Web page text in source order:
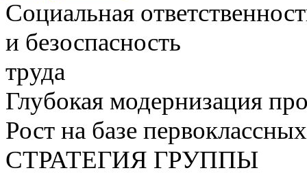
Социальная
и безоспасность
труда
Глубокая модернизация
Рост на базе
СТРАТЕГИЯ ГРУППЫ